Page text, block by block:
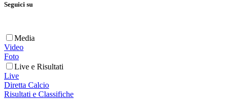
Seguici su
Media
Video
Foto
Live e Risultati
Live
Diretta Calcio
Risultati e Classifiche